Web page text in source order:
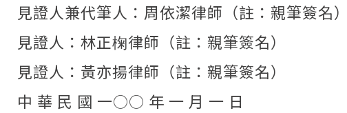
見證人兼代筆人：周依潔律師（註：親筆簽名）
見證人：林正椈律師（註：親筆簽名）
見證人：黃亦揚律師（註：親筆簽名）
中 華 民 國 一○○ 年 一 月 一 日